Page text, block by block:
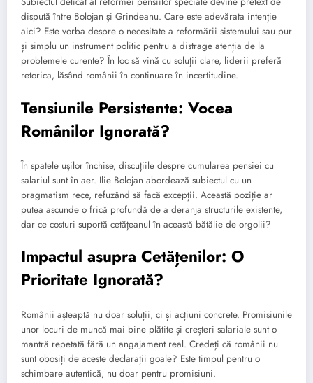
dispută între Bolojan și Grindeanu. Care este adevărata intenție
aici? Este vorba despre o necesitate a reformării sistemului sau pur
și simplu un instrument politic pentru a distrage atenția de la
problemele curente? În loc să vină cu soluții clare, liderii preferă
retorica, lăsând românii în continuare în incertitudine.
Tensiunile Persistente: Vocea
Românilor Ignorată?
În spatele ușilor închise, discuțiile despre cumularea pensiei cu
salariul sunt în aer. Ilie Bolojan abordează subiectul cu un
pragmatism rece, refuzând să facă excepții. Această poziție ar
putea ascunde o frică profundă de a deranja structurile existente,
dar ce costuri suportă cetățeanul în această bătălie de orgolii?
Impactul asupra Cetățenilor: O
Prioritate Ignorată?
Românii așteaptă nu doar soluții, ci și acțiuni concrete. Promisiunile
unor locuri de muncă mai bine plătite și creșteri salariale sunt o
mantră repetată fără un angajament real. Credeți că românii nu
sunt obosiți de aceste declarații goale? Este timpul pentru o
schimbare autentică, nu doar pentru promisiuni.